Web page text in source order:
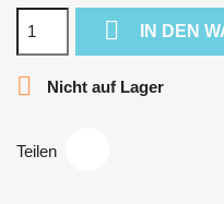
 IN DEN
 Nicht auf Lager
Teilen